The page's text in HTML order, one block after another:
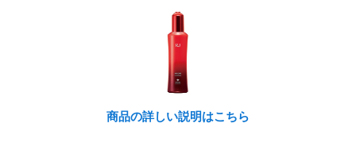
商品の詳しい説明はこちら